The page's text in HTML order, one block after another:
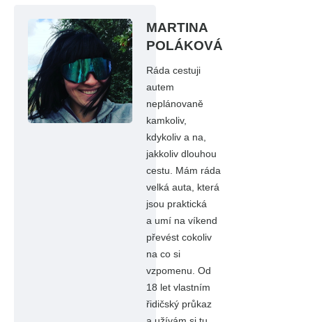
MARTINA
POLÁKOVÁ
Ráda cestuji
autem
neplánovaně
kamkoliv,
kdykoliv a na,
jakkoliv dlouhou
cestu. Mám ráda
velká auta, která
jsou praktická
a umí na víkend
převést cokoliv
na co si
vzpomenu. Od
18 let vlastním
řidičský průkaz